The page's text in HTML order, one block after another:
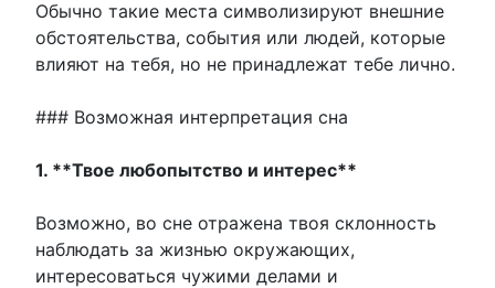
Обычно такие места символизируют внешние
обстоятельства, события или людей, которые
влияют на тебя, но не принадлежат тебе лично.
### Возможная интерпретация сна
1. **Твое любопытство и интерес**
Возможно, во сне отражена твоя склонность
наблюдать за жизнью окружающих,
интересоваться чужими делами и